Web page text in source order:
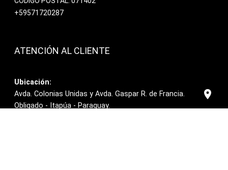
+59571720287
ATENCIÓN AL CLIENTE
Ubicación:
Avda. Colonias Unidas y Avda. Gaspar R. de Francia.
Obligado - Itapúa - Paraguay.
location_on